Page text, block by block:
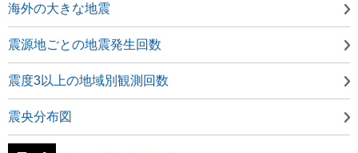
海外の大きな地震
震源地ごとの地震発生回数
震度3以上の地域別観測回数
震央分布図